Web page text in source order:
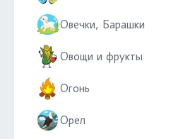
Овечки, Барашки
Овощи и фрукты
Огонь
Орел